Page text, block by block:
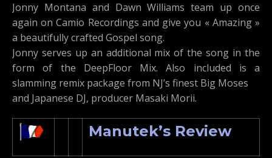
Jonny Montana and Dawn Williams team up once
again on Camio Recordings and give you « Amazing »
a beautifully crafted Gospel song.
Jonny serves up an additional mix of the song in the
form of the DeepFloor Mix. Also included is a
slamming remix package from NJ’s finest Big Moses
and Japanese DJ, producer Masaki Morii.
Manutek’s Review